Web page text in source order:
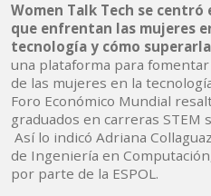
Women Talk Tech se
que enfrentan las mujeres
tecnología y cómo
una plataforma para
de las mujeres en la
Foro Económico Mundial
graduados en carreras STEM
Así lo indicó Adriana
de Ingeniería en
por parte de la ESPOL.